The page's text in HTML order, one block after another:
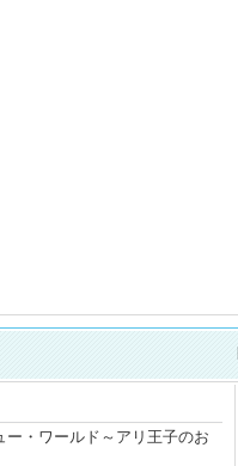
・ワールド～アリ王子のお